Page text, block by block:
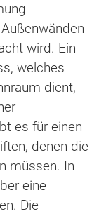
wird. Ein
welches
dient,
es für einen
denen die
müssen. In
eine
Die